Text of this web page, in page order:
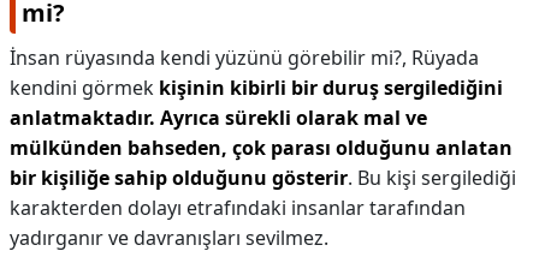
mi?
İnsan rüyasında kendi yüzünü görebilir mi?, Rüyada
kendini görmek kişinin kibirli bir duruş sergilediğini
anlatmaktadır. Ayrıca sürekli olarak mal ve
mülkünden bahseden, çok parası olduğunu anlatan
bir kişiliğe sahip olduğunu gösterir. Bu kişi sergilediği
karakterden dolayı etrafındaki insanlar tarafından
yadırganır ve davranışları sevilmez.